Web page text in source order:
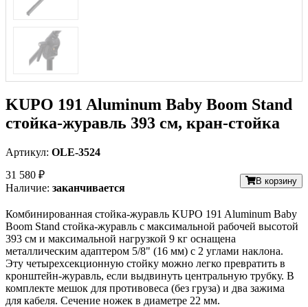
KUPO 191 Aluminum Baby Boom Stand
стойка-журавль 393 см, кран-стойка
Артикул: OLE-3524
31 580 ₽
Наличие: заканчивается
В корзину
Комбинированная стойка-журавль KUPO 191 Aluminum Baby
Boom Stand стойка-журавль с максимальной рабочей высотой
393 см и максимальной нагрузкой 9 кг оснащена
металлическим адаптером 5/8" (16 мм) с 2 углами наклона.
Эту четырехсекционную стойку можно легко превратить в
кронштейн-журавль, если выдвинуть центральную трубку. В
комплекте мешок для противовеса (без груза) и два зажима
для кабеля. Сечение ножек в диаметре 22 мм.